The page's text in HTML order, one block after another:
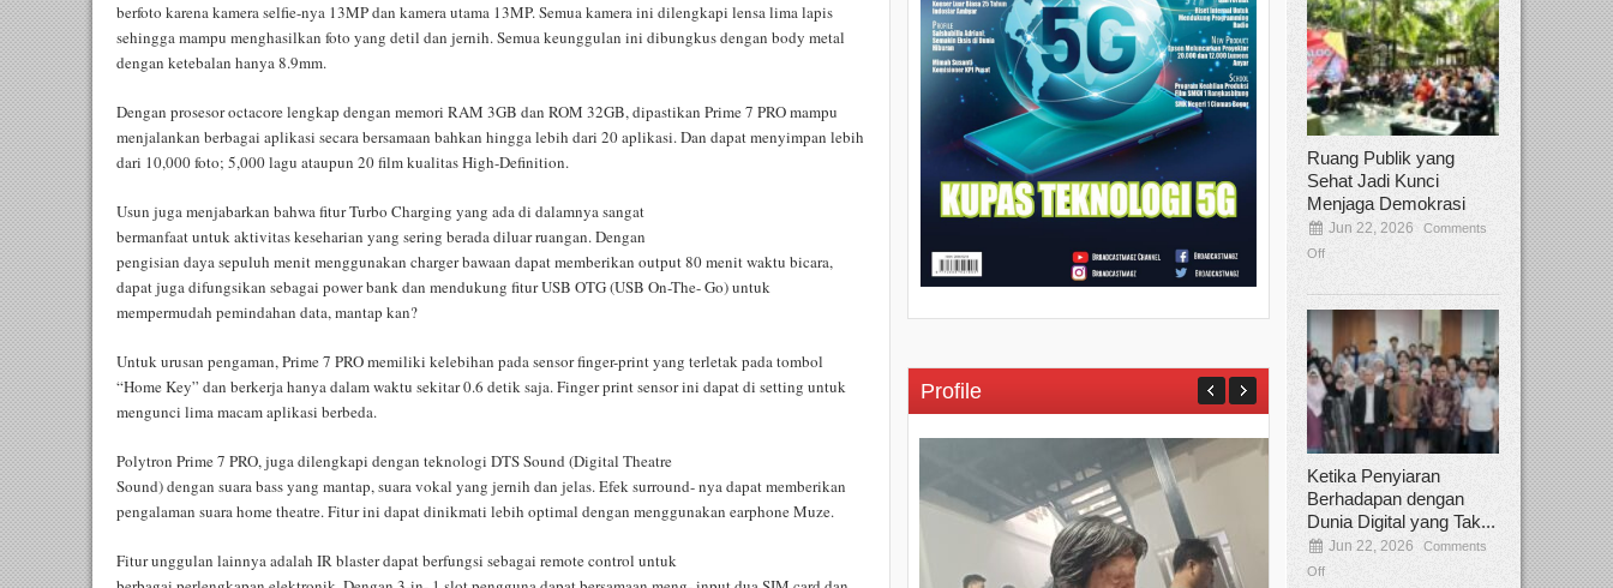
berfoto karena kamera selfie-nya 13MP dan kamera utama 13MP. Semua kamera ini dilengkapi lensa lima lapis
sehingga mampu menghasilkan foto yang detil dan jernih. Semua keunggulan ini dibungkus dengan body metal
dengan ketebalan hanya 8.9mm.
Dengan prosesor octacore lengkap dengan memori RAM 3GB dan ROM 32GB, dipastikan Prime 7 PRO mampu
menjalankan berbagai aplikasi secara bersamaan bahkan hingga lebih dari 20 aplikasi. Dan dapat menyimpan lebih
dari 10,000 foto; 5,000 lagu ataupun 20 film kualitas High-Definition.
Usun juga menjabarkan bahwa fitur Turbo Charging yang ada di dalamnya sangat
bermanfaat untuk aktivitas keseharian yang sering berada diluar ruangan. Dengan
pengisian daya sepuluh menit menggunakan charger bawaan dapat memberikan output 80 menit waktu bicara,
dapat juga difungsikan sebagai power bank dan mendukung fitur USB OTG (USB On-The- Go) untuk
mempermudah pemindahan data, mantap kan?
Untuk urusan pengaman, Prime 7 PRO memiliki kelebihan pada sensor finger-print yang terletak pada tombol
“Home Key” dan berkerja hanya dalam waktu sekitar 0.6 detik saja. Finger print sensor ini dapat di setting untuk
mengunci lima macam aplikasi berbeda.
Polytron Prime 7 PRO, juga dilengkapi dengan teknologi DTS Sound (Digital Theatre
Sound) dengan suara bass yang mantap, suara vokal yang jernih dan jelas. Efek surround- nya dapat memberikan
pengalaman suara home theatre. Fitur ini dapat dinikmati lebih optimal dengan menggunakan earphone Muze.
Fitur unggulan lainnya adalah IR blaster dapat berfungsi sebagai remote control untuk
Profile
Ruang Publik yang
Sehat Jadi Kunci
Menjaga Demokrasi
Jun 22, 2026
Comments
Off
Ketika Penyiaran
Berhadapan dengan
Dunia Digital yang Tak...
Jun 22, 2026
Comments
Off